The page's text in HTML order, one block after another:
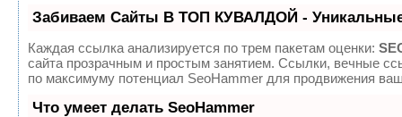
Забиваем Сайты В ТОП КУВАЛДОЙ - Уникальные
Каждая ссылка анализируется по трем пакетам оценки:
сайта прозрачным и простым занятием. Ссылки, вечные
по максимуму потенциал SeoHammer для продвижения
Что умеет делать SeoHammer